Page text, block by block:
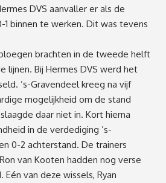
DVS aanvaller er als de
1 binnen te werken. Dit was tevens
brachten in de tweede helft
lijnen. Bij Hermes DVS werd het
’s-Gravendeel kreeg na vijf
mogelijkheid om de stand
daar niet in. Kort hierna
in de verdediging ’s-
0-2 achterstand. De trainers
van Kooten hadden nog verse
van deze wissels, Ryan